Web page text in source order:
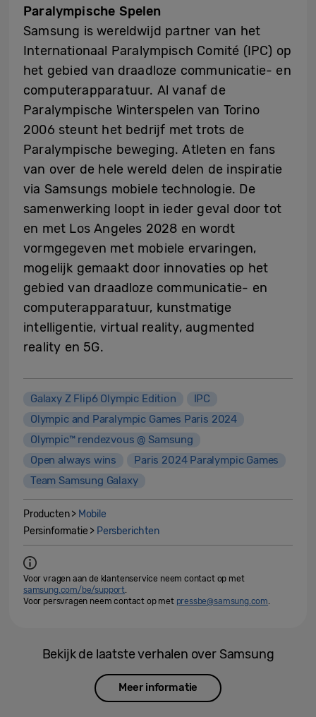
Paralympische Spelen
Samsung is wereldwijd partner van het
Internationaal Paralympisch Comité (IPC) op
het gebied van draadloze communicatie- en
computerapparatuur. Al vanaf de
Paralympische Winterspelen van Torino
2006 steunt het bedrijf met trots de
Paralympische beweging. Atleten en fans
van over de hele wereld delen de inspiratie
via Samsungs mobiele technologie. De
samenwerking loopt in ieder geval door tot
en met Los Angeles 2028 en wordt
vormgegeven met mobiele ervaringen,
mogelijk gemaakt door innovaties op het
gebied van draadloze communicatie- en
computerapparatuur, kunstmatige
intelligentie, virtual reality, augmented
reality en 5G.
Galaxy Z Flip6 Olympic Edition
IPC
Olympic and Paralympic Games Paris 2024
Olympic™️ rendezvous @ Samsung
Open always wins
Paris 2024 Paralympic Games
Team Samsung Galaxy
Producten > Mobile
Persinformatie > Persberichten
Voor vragen aan de klantenservice neem contact op met
samsung.com/be/support
Voor persvragen neem contact op met pressbe@samsung.com
Bekijk de laatste verhalen over Samsung
Meer informatie